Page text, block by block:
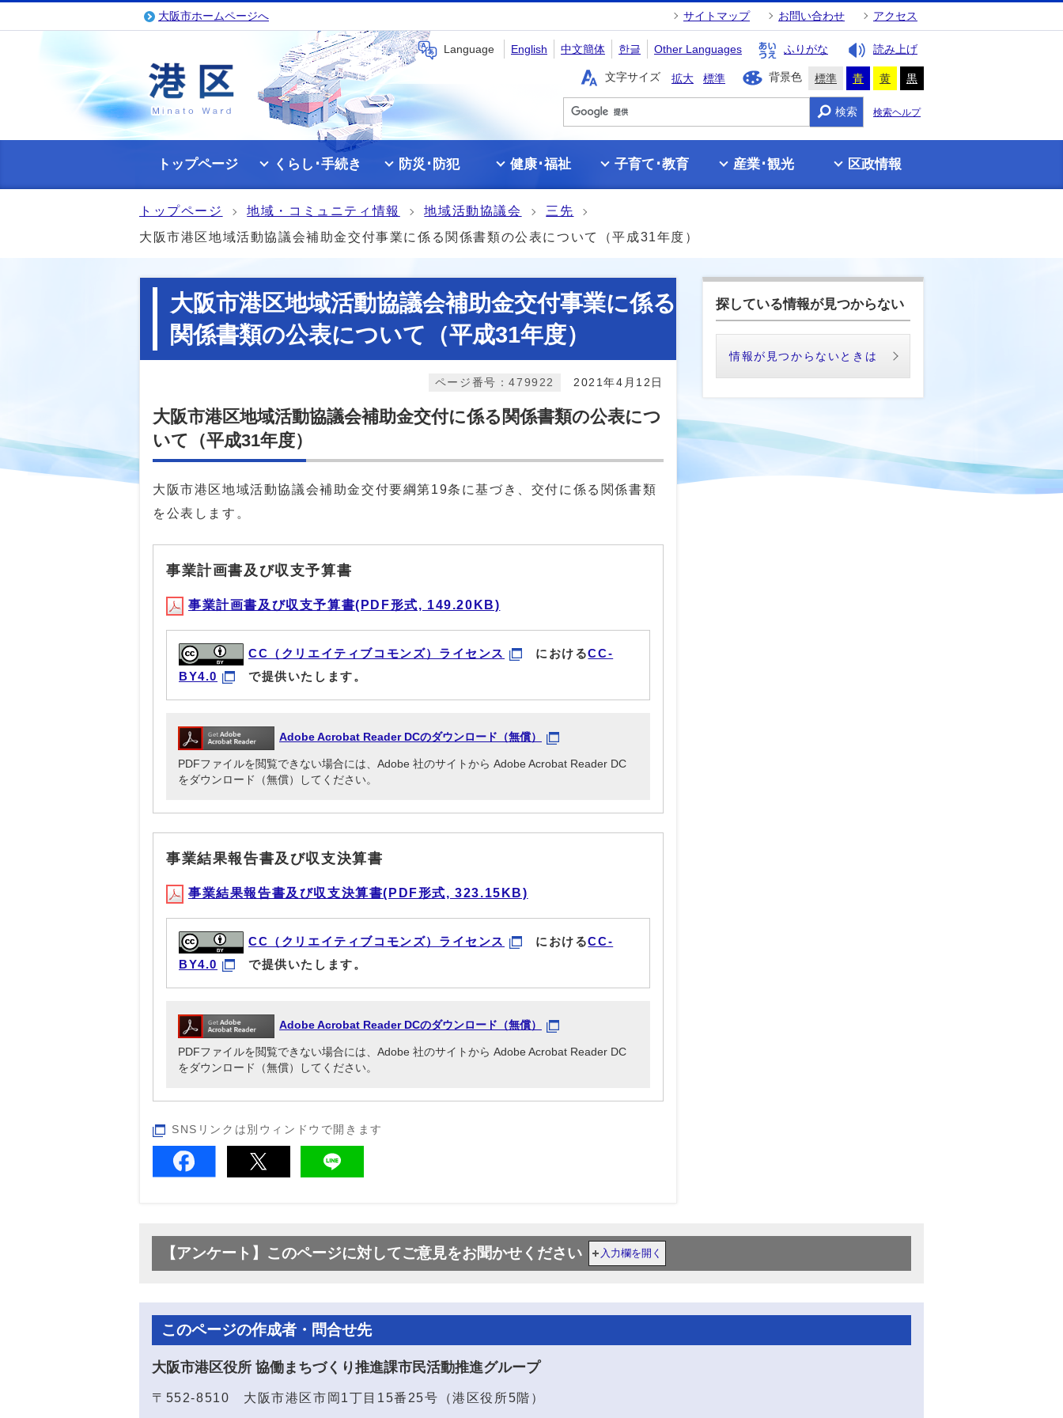
大阪市ホームページへ サイトマップ お問い合わせ アクセス
Language English 中文簡体 한글 Other Languages ふりがな 読み上げ
文字サイズ 拡大 標準 背景色 標準 青 黄 黒
検索 検索ヘルプ
トップページ くらし･手続き 防災･防犯 健康･福祉 子育て･教育 産業･観光 区政情報
トップページ 地域・コミュニティ情報 地域活動協議会
三先
大阪市港区地域活動協議会補助金交付事業に係る関係書類の公表について（平成31年度）
大阪市港区地域活動協議会補助金交付事業に係る
関係書類の公表について（平成31年度）
2021年4月12日
ページ番号：479922
大阪市港区地域活動協議会補助金交付に係る関係書類の公表につ
いて（平成31年度）
大阪市港区地域活動協議会補助金交付要綱第19条に基づき、交付に係る関係書類
を公表します。
事業計画書及び収支予算書
事業計画書及び収支予算書(PDF形式, 149.20KB)
CC（クリエイティブコモンズ）ライセンス におけるCC-
BY4.0
で提供いたします。
Adobe Acrobat Reader DCのダウンロード（無償）
PDFファイルを閲覧できない場合には、Adobe 社のサイトから Adobe Acrobat Reader DC
をダウンロード（無償）してください。
事業結果報告書及び収支決算書
事業結果報告書及び収支決算書(PDF形式, 323.15KB)
CC（クリエイティブコモンズ）ライセンス におけるCC-
BY4.0
で提供いたします。
Adobe Acrobat Reader DCのダウンロード（無償）
PDFファイルを閲覧できない場合には、Adobe 社のサイトから Adobe Acrobat Reader DC
をダウンロード（無償）してください。
SNSリンクは別ウィンドウで開きます
探している情報が見つからない
情報が見つからないときは
【アンケート】このページに対してご意見をお聞かせください 入力欄を開く
このページの作成者・問合せ先
大阪市港区役所 協働まちづくり推進課市民活動推進グループ
〒552-8510 大阪市港区市岡1丁目15番25号（港区役所5階）